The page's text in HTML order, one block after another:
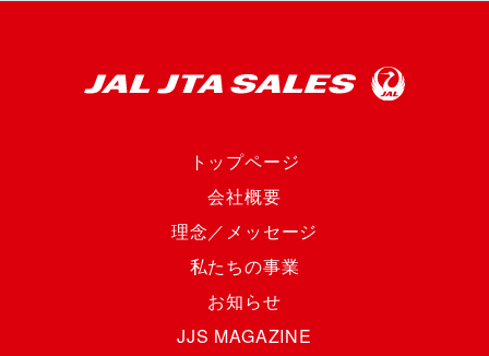
トップページ
会社概要
理念／メッセージ
私たちの事業
お知らせ
JJS MAGAZINE